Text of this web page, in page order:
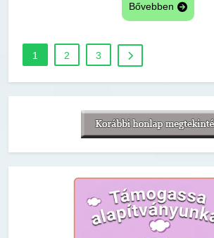
Bővebben
1 2 3